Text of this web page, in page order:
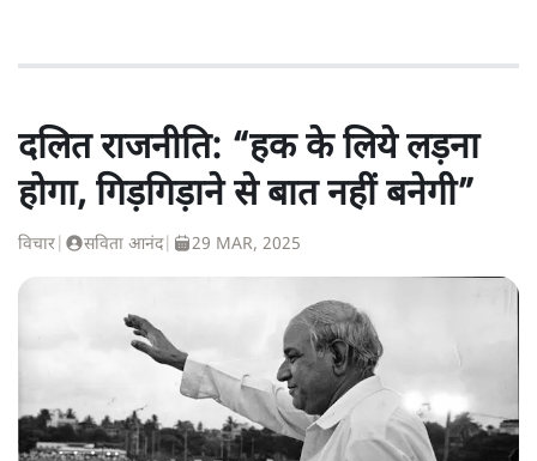
दलित राजनीति: “हक के लिये लड़ना
होगा, गिड़गिड़ाने से बात नहीं बनेगी”
विचार सविता आनंद| 29 MAR, 2025